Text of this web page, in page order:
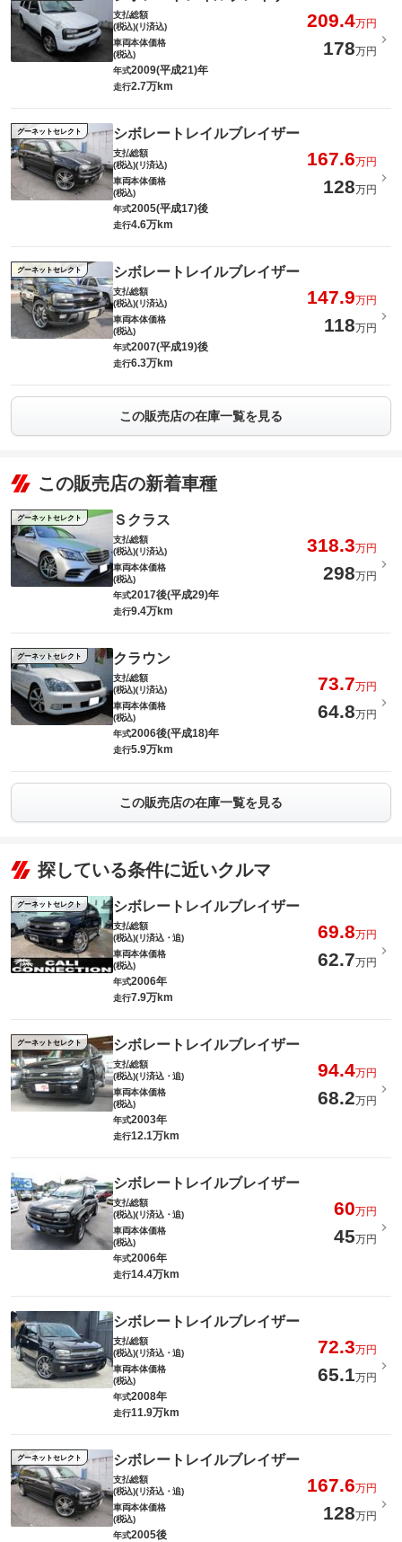
支払総額
(税込)(リ済込)
209.4万円
車両本体価格
(税込)
178万円
年式2009(平成21)年
走行2.7万km
グーネットセレクト シボレートレイルブレイザー
支払総額
(税込)(リ済込)
167.6万円
車両本体価格
(税込)
128万円
年式2005(平成17)後
走行4.6万km
グーネットセレクト シボレートレイルブレイザー
支払総額
(税込)(リ済込)
147.9万円
車両本体価格
(税込)
118万円
年式2007(平成19)後
走行6.3万km
この販売店の在庫一覧を見る
この販売店の新着車種
グーネットセレクト Ｓクラス
支払総額
(税込)(リ済込)
318.3万円
車両本体価格
(税込)
298万円
年式2017後(平成29)年
走行9.4万km
グーネットセレクト クラウン
支払総額
(税込)(リ済込)
73.7万円
車両本体価格
(税込)
64.8万円
年式2006後(平成18)年
走行5.9万km
この販売店の在庫一覧を見る
探している条件に近いクルマ
グーネットセレクト シボレートレイルブレイザー
支払総額
(税込)(リ済込・追)
69.8万円
車両本体価格
(税込)
62.7万円
年式2006年
走行7.9万km
グーネットセレクト シボレートレイルブレイザー
支払総額
(税込)(リ済込・追)
94.4万円
車両本体価格
(税込)
68.2万円
年式2003年
走行12.1万km
シボレートレイルブレイザー
支払総額
(税込)(リ済込・追)
60万円
車両本体価格
(税込)
45万円
年式2006年
走行14.4万km
シボレートレイルブレイザー
支払総額
(税込)(リ済込・追)
72.3万円
車両本体価格
(税込)
65.1万円
年式2008年
走行11.9万km
グーネットセレクト シボレートレイルブレイザー
支払総額
(税込)(リ済込・追)
167.6万円
車両本体価格
(税込)
128万円
年式2005後